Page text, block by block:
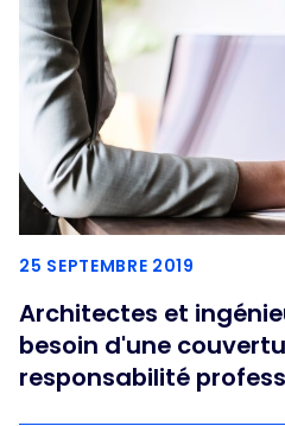
25 SEPTEMBRE 2019
Architectes et
besoin d'une
responsabilité